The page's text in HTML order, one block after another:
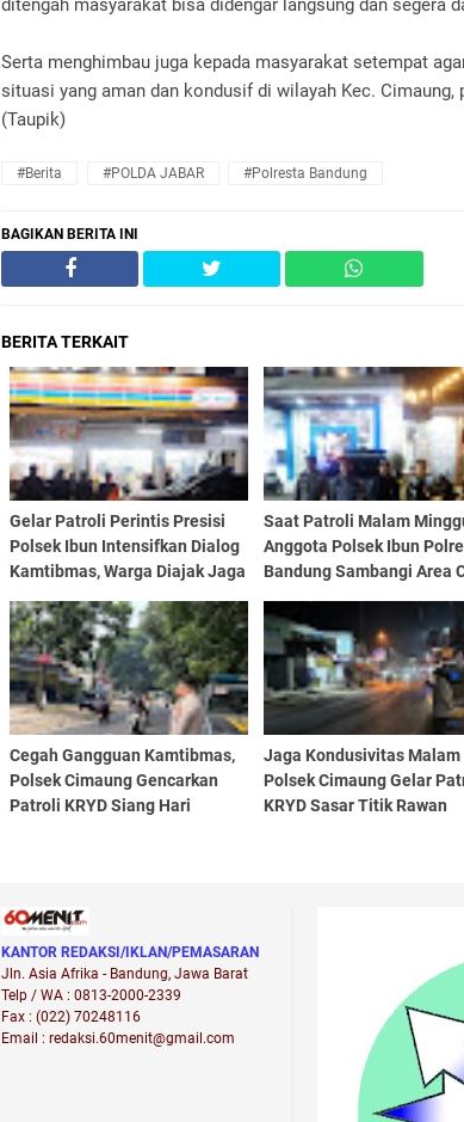
ditengah masyarakat bisa didengar langsung dan segera
Serta menghimbau juga kepada masyarakat setempat
situasi yang aman dan kondusif di wilayah Kec. Cimaung,
(Taupik)
#Berita #POLDA JABAR #Polresta Bandung
BAGIKAN BERITA INI
BERITA TERKAIT
Gelar Patroli Perintis Presisi
Polsek Ibun Intensifkan Dialog
Kamtibmas, Warga Diajak Jaga
Area Perbelanjaan
Saat Patroli Malam
Anggota Polsek Ibun
Bandung Sambangi Area
Cegah Gangguan Kamtibmas,
Polsek Cimaung Gencarkan
Patroli KRYD Siang Hari
Jaga Kondusivitas Malam
Polsek Cimaung Gelar
KRYD Sasar Titik Rawan
KANTOR REDAKSI/IKLAN/PEMASARAN
Jln. Asia Afrika - Bandung, Jawa Barat
Telp / WA : 0813-2000-2339
Fax : (022) 70248116
Email : redaksi.60menit@gmail.com